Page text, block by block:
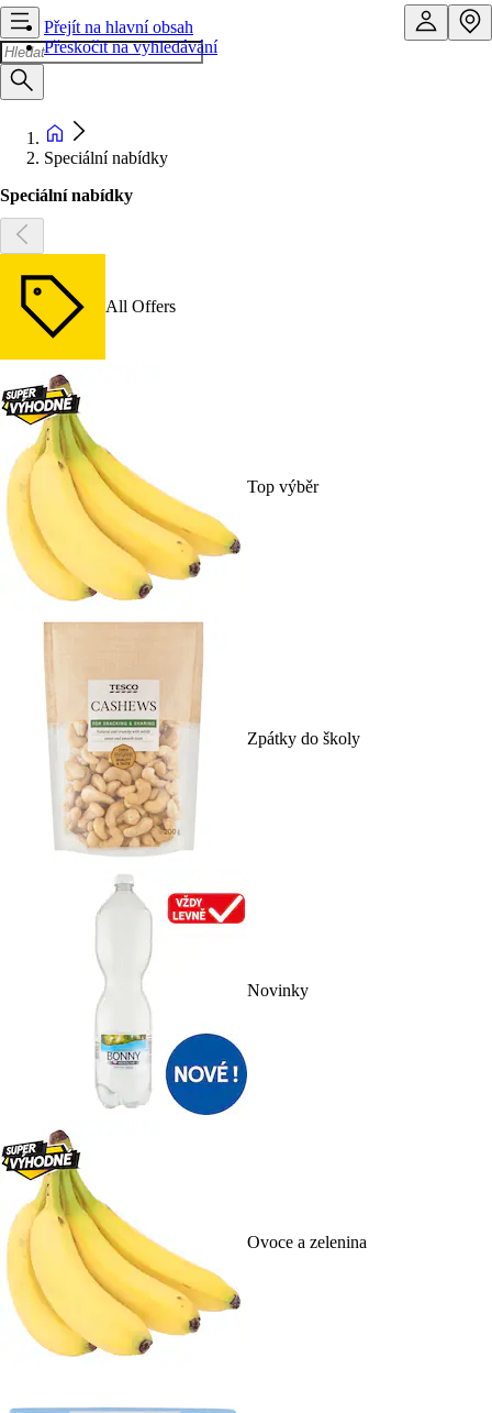
Přejít na hlavní obsah
Přeskočit na vyhledávání
Speciální nabídky
Speciální nabídky
All Offers
Top výběr
Zpátky do školy
Novinky
Ovoce a zelenina